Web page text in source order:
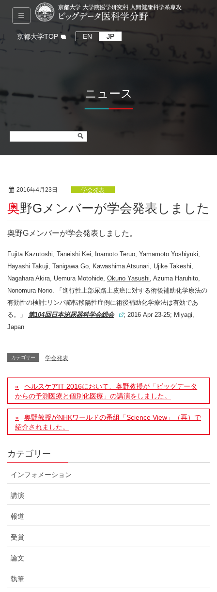
京都大学TOP EN JP
ニュース
2016年4月23日 学会発表
奥野Gメンバーが学会発表しました
奥野Gメンバーが学会発表しました。
Fujita Kazutoshi, Taneishi Kei, Inamoto Teruo, Yamamoto Yoshiyuki,
Hayashi Takuji, Tanigawa Go, Kawashima Atsunari, Ujike Takeshi,
Nagahara Akira, Uemura Motohide, Okuno Yasushi, Azuma Haruhito,
Nonomura Norio. 「進行性上部尿路上皮癌に対する術後補助化学療法の
有効性の検討:リンパ節転移陽性症例に術後補助化学療法は有効であ
る。」 第104回日本泌尿器科学会総会
; 2016 Apr 23-25; Miyagi,
Japan
カテゴリー 学会発表
ヘルスケアIT 2016において、奥野教授が「ビッグデータ
からの予測医療と個別化医療」の講演をしました。
奥野教授がNHKワールドの番組「Science View」（再）で
紹介されました。
カテゴリー
インフォメーション
講演
報道
受賞
論文
執筆